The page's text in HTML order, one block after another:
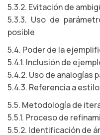
5.3.2. Evitación de
5.3.3. Uso de
posible
5.4. Poder de la
5.4.1. Inclusión de
5.4.2. Uso de analogías
5.4.3. Referencia a
5.5. Metodología de
5.5.1. Proceso de
5.5.2. Identificación de